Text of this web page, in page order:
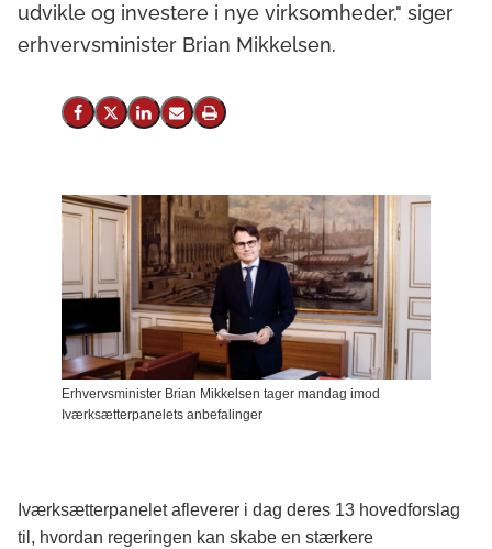
udvikle og investere i nye virksomheder," siger
erhvervsminister Brian Mikkelsen.
Del på Facebook
Del på X (Twitter)
Del på LinkedIn
Send email
Print
Erhvervsminister Brian Mikkelsen tager mandag imod
Iværksætterpanelets anbefalinger
Iværksætterpanelet afleverer i dag deres 13 hovedforslag
til, hvordan regeringen kan skabe en stærkere